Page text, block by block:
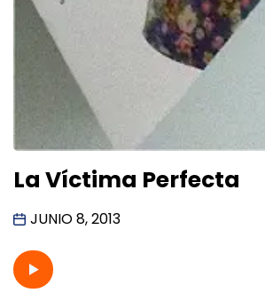
La Víctima Perfecta
JUNIO 8, 2013